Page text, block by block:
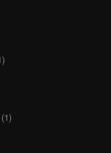
(1)